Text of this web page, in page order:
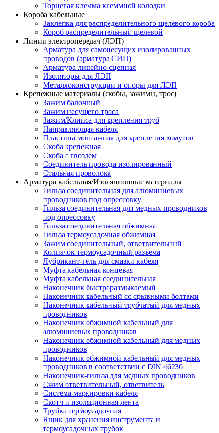
Торцевая клемма клеммной колодки
Короба кабельные
Заклепка для распределительного щелевого короба
Короб распределительный щелевой
Линии электропередач (ЛЭП)
Арматура для самонесущих изолированных
проводов (арматура СИП)
Арматура линейно-сцепная
Изоляторы для ЛЭП
Металлоконструкции и опоры для ЛЭП
Крепежные материалы (скобы, зажимы, трос)
Зажим балочный
Зажим несущего троса
Зажим/Клипса для крепления труб
Направляющая кабеля
Пластина монтажная для крепления хомутов
Скоба крепежная
Скоба с гвоздем
Соединитель провода изолированный
Стальная проволока
Арматура кабельная/Изоляционные материалы
Гильза соединительная для алюминиевых
проводников под опрессовку
Гильза соединительная для медных проводников
под опрессовку
Гильза соединительная обжимная
Гильза термоусадочная обжимная
Зажим соединительный, ответвительный
Колпачок термоусадочный разъема
Лубрикант-гель для смазки кабеля
Муфта кабельная концевая
Муфта кабельная соединительная
Наконечник быстроразмыкаемый
Наконечник кабельный со срывными болтами
Наконечник кабельный трубчатый для медных
проводников
Наконечник обжимной кабельный для
алюминиевых проводников
Наконечник обжимной кабельный для медных
проводников
Наконечник обжимной кабельный для медных
проводников в соответствии с DIN 46236
Наконечник-гильза для медных проводников
Сжим ответвительный, ответвитель
Система маркировки кабеля
Скотч и изоляционная лента
Трубка термоусадочная
Ящик для хранения инструмента и
термоусадочных трубок